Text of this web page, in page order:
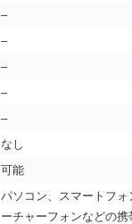
–
–
–
–
–
なし
可能
パソコン、スマートフォ
ーチャーフォンなどの携